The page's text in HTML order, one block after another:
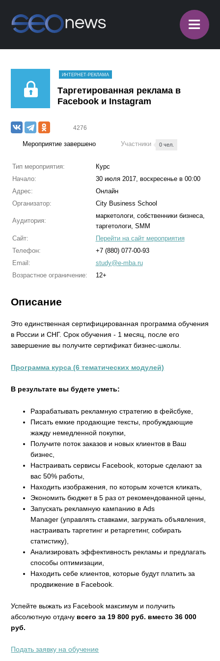
≡
ИНТЕРНЕТ-РЕКЛАМА
Таргетированная реклама в
Facebook и Instagram
4276
Мероприятие завершено Участники 0 чел.
Тип мероприятия:
Курс
Начало:
30 июля 2017, воскресенье в 00:00
Адрес:
Онлайн
Организатор:
City Business School
Аудитория:
маркетологи, собственники бизнеса,
таргетологи, SMM
Сайт:
Перейти на сайт мероприятия
Телефон:
+7 (880) 077-00-93
Email:
study@e-mba.ru
Возрастное ограничение:
12+
Описание
Это единственная сертифицированная программа обучения
в России и СНГ. Срок обучения - 1 месяц, после его
завершение вы получите сертификат бизнес-школы.
Программа курса (6 тематических модулей)
В результате вы будете уметь:
Разрабатывать рекламную стратегию в фейсбуке,
Писать емкие продающие тексты, пробуждающие
жажду немедленной покупки,
Получите поток заказов и новых клиентов в Ваш
бизнес,
Настраивать сервисы Facebook, которые сделают за
вас 50% работы,
Находить изображения, по которым хочется кликать,
Экономить бюджет в 5 раз от рекомендованной цены,
Запускать рекламную кампанию в Ads
Manager (управлять ставками, загружать объявления,
настраивать таргетинг и ретаргетинг, собирать
статистику),
Анализировать эффективность рекламы и предлагать
способы оптимизации,
Находить себе клиентов, которые будут платить за
продвижение в Facebook.
Успейте выжать из Facebook максимум и получить
абсолютную отдачу всего за 19 800 руб. вместо 36 000
руб.
Подать заявку на обучение